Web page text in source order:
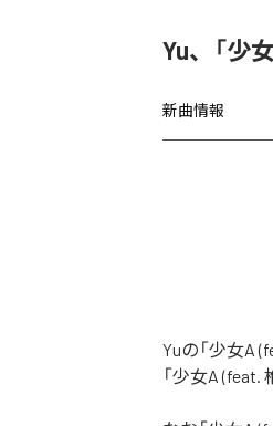
Yu、「少
新曲情報
Yuの「少女A
「少女A